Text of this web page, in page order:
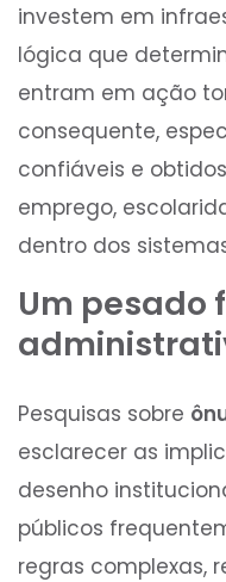
investem em
lógica que
entram em ação
consequente,
confiáveis e
emprego,
dentro dos
Um pesado
Pesquisas sobre
esclarecer as
desenho
públicos
regras complexas,